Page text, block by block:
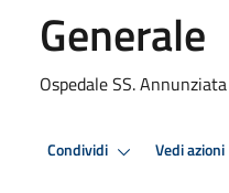
Generale
Ospedale SS.
Condividi Vedi azioni